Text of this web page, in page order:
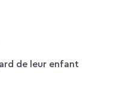
de leur enfant